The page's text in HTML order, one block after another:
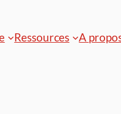
Ressources A